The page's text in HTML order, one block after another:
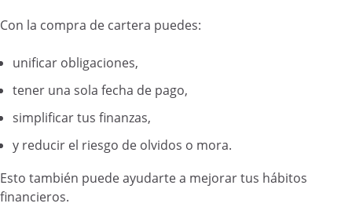
Con la compra de cartera puedes:
unificar obligaciones,
tener una sola fecha de pago,
simplificar tus finanzas,
y reducir el riesgo de olvidos o mora.
Esto también puede ayudarte a mejorar tus hábitos
financieros.